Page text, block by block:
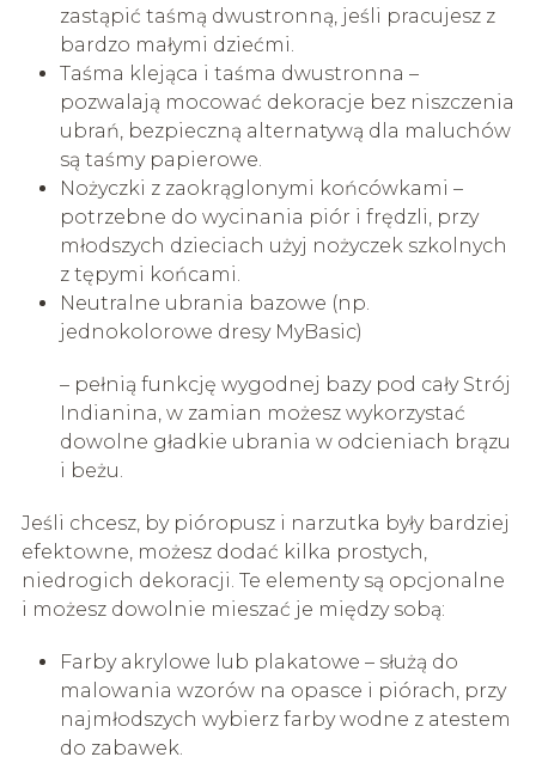
zastąpić taśmą dwustronną, jeśli pracujesz z
bardzo małymi dziećmi.
Taśma klejąca i taśma dwustronna –
pozwalają mocować dekoracje bez niszczenia
ubrań, bezpieczną alternatywą dla maluchów
są taśmy papierowe.
Nożyczki z zaokrąglonymi końcówkami –
potrzebne do wycinania piór i frędzli, przy
młodszych dzieciach użyj nożyczek szkolnych
z tępymi końcami.
Neutralne ubrania bazowe (np.
jednokolorowe dresy MyBasic)
– pełnią funkcję wygodnej bazy pod cały Strój
Indianina, w zamian możesz wykorzystać
dowolne gładkie ubrania w odcieniach brązu
i beżu.
Jeśli chcesz, by pióropusz i narzutka były bardziej
efektowne, możesz dodać kilka prostych,
niedrogich dekoracji. Te elementy są opcjonalne
i możesz dowolnie mieszać je między sobą:
Farby akrylowe lub plakatowe – służą do
malowania wzorów na opasce i piórach, przy
najmłodszych wybierz farby wodne z atestem
do zabawek.